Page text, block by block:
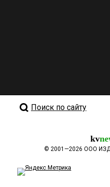
Поиск по сайту
kv
© 2001—2026 ООО